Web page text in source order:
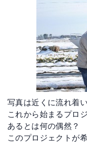
写真は近くに流れ着
これから始まるプロ
あるとは何の偶然？
このプロジェクトが